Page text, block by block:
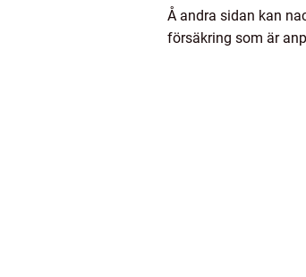
Å andra sidan kan
försäkring som är